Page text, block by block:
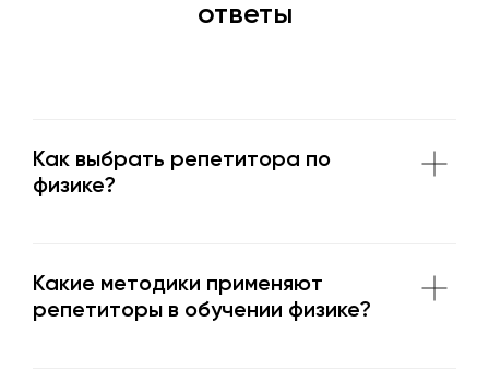
ответы
Как выбрать репетитора по
физике?
Какие методики применяют
репетиторы в обучении физике?